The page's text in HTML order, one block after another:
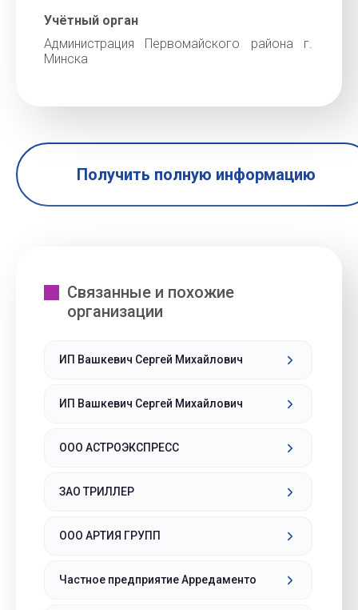
Учётный орган
Администрация Первомайского района г.
Минска
Получить полную информацию
Связанные и похожие
организации
ИП Вашкевич Сергей Михайлович
ИП Вашкевич Сергей Михайлович
ООО АСТРОЭКСПРЕСС
ЗАО ТРИЛЛЕР
ООО АРТИЯ ГРУПП
Частное предприятие Арредаменто